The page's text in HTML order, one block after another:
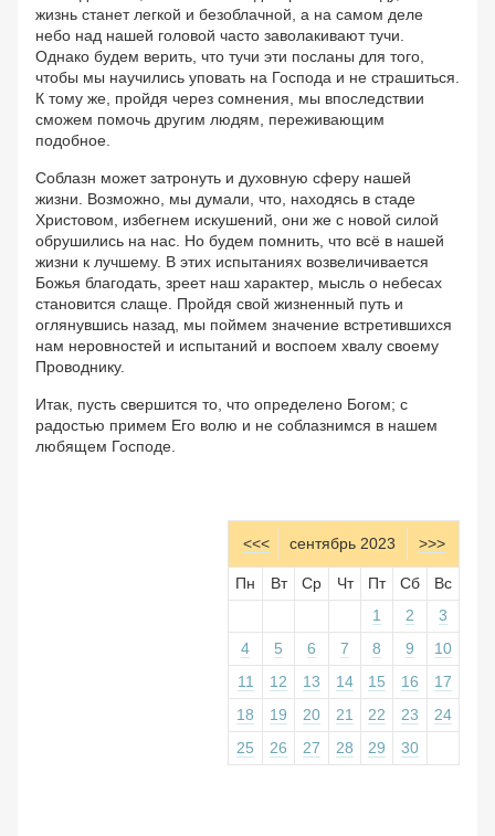
жизнь станет легкой и безоблачной, а на самом деле
небо над нашей головой часто заволакивают тучи.
Однако будем верить, что тучи эти посланы для того,
чтобы мы научились уповать на Господа и не страшиться.
К тому же, пройдя через сомнения, мы впоследствии
сможем помочь другим людям, переживающим
подобное.
Соблазн может затронуть и духовную сферу нашей
жизни. Возможно, мы думали, что, находясь в стаде
Христовом, избегнем искушений, они же с новой силой
обрушились на нас. Но будем помнить, что всё в нашей
жизни к лучшему. В этих испытаниях возвеличивается
Божья благодать, зреет наш характер, мысль о небесах
становится слаще. Пройдя свой жизненный путь и
оглянувшись назад, мы поймем значение встретившихся
нам неровностей и испытаний и воспоем хвалу своему
Проводнику.
Итак, пусть свершится то, что определено Богом; с
радостью примем Его волю и не соблазнимся в нашем
любящем Господе.
<<< сентябрь 2023 >>>
Пн Вт Ср Чт Пт Сб
Вс
1
2
3
4
5 6 7 8 9
10
11
12 13 14 15 16
17
18
19 20 21 22 23
24
25
26 27 28 29 30